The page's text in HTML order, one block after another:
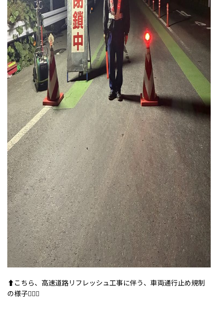
⬆️こちら、高速道路リフレッシュ工事に伴う、車両通行止め規制
の様子💁🏻‍♀️